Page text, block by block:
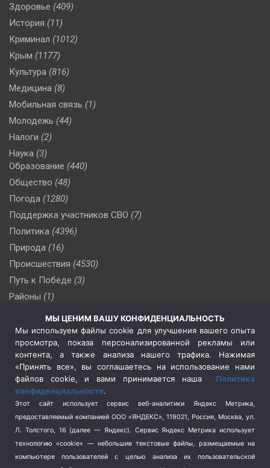
Здоровье (409)
История (11)
Криминал (1012)
Крым (1177)
Культура (816)
Медицина (8)
Мобильная связь (1)
Молодежь (44)
Налоги (2)
Наука (3)
Образование (440)
Общество (48)
Погода (1280)
Поддержка участников СВО (7)
Политика (4396)
Природа (16)
Происшествия (4530)
Путь к Победе (3)
Районы (1)
(509)
Сельское хозяйство (3)
Социальная политика
(3)
Спецоперация в Украине
Спецоперация на Украине
(404)
Спорт (740)
Терроризм (1)
Транспорт (262)
Туризм (178)
МЫ ЦЕНИМ ВАШУ КОНФИДЕНЦИАЛЬНОСТЬ
Мы используем файлы cookie для улучшения вашего опыта
просмотра, показа персонализированной рекламы или
контента, а также анализа нашего трафика. Нажимая
«Принять все», вы соглашаетесь на использование нами
файлов cookie, и вами принимается наша Политика
конфиденциальности.
Этот сайт использует сервис веб-аналитики Яндекс Метрика,
предоставляемый компанией ООО «ЯНДЕКС», 119021, Россия, Москва, ул.
Л. Толстого, 16 (далее — Яндекс). Сервис Яндекс Метрика использует
технологию «cookie» — небольшие текстовые файлы, размещаемые на
компьютере пользователей с целью анализа их пользовательской